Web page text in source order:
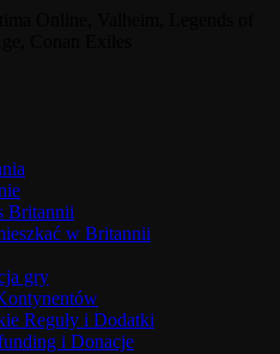
Britannii
w Britannii
gry
Reguły i Dodatki
i Donacje